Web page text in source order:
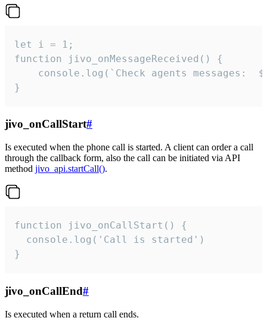
let i = 1;
function jivo_onMessageReceived() {
}
jivo_onCallStart#
Is executed when the phone call is started. A client can order a call
through the callback form, also the call can be initiated via API
method jivo_api.startCall().
function jivo_onCallStart() {
  console.log('Call is started')
}
jivo_onCallEnd#
Is executed when a return call ends.